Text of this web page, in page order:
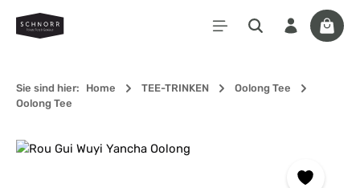
Zum Hauptinhalt springen
Sie sind hier: Home TEE-TRINKEN
Oolong Tee
Oolong Tee
Bildergalerie überspringen